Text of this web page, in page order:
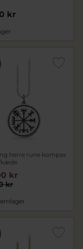
kr
herre rune kompas
kæde
kr
kr